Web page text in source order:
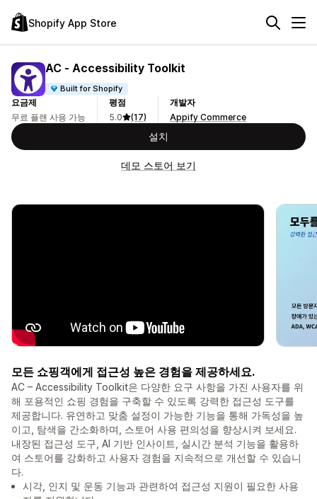
Shopify App Store
AC ‑ Accessibility Toolkit
Built for Shopify
요금제
무료 플랜 사용 가능
평점
5.0
(17)
개발자
Appify Commerce
설치
데모 스토어 보기
모든 쇼핑객에게 접근성 높은 경험을 제공하세요.
AC – Accessibility Toolkit은 다양한 요구 사항을 가진 사용자를 위
해 포용적인 쇼핑 경험을 구축할 수 있도록 강력한 접근성 도구를
제공합니다. 유연하고 맞춤 설정이 가능한 기능을 통해 가독성을 높
이고, 탐색을 간소화하며, 스토어 사용 편의성을 향상시켜 보세요.
내장된 접근성 도구, AI 기반 인사이트, 실시간 분석 기능을 활용하
여 스토어를 강화하고 사용자 경험을 지속적으로 개선할 수 있습니
다.
시각, 인지 및 운동 기능과 관련하여 접근성 지원이 필요한 사용